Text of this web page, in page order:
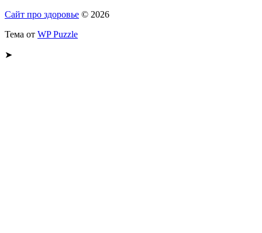
Сайт про здоровье © 2026
Тема от WP Puzzle
➤